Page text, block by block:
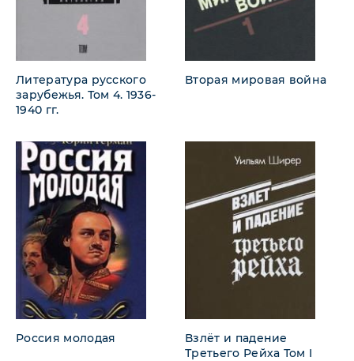
Литература русского
зарубежья. Том 4. 1936-
1940 гг.
Вторая мировая война
Россия молодая
Взлёт и падение
Третьего Рейха Том I